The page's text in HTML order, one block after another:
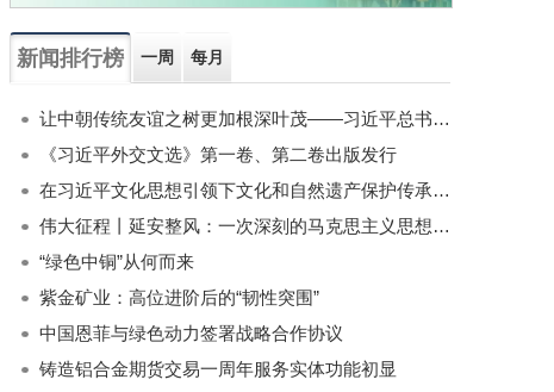
新闻排行榜 一周 每月
让中朝传统友谊之树更加根深叶茂——习近平总书记对朝鲜进行国事访问纪实
《习近平外交文选》第一卷、第二卷出版发行
在习近平文化思想引领下文化和自然遗产保护传承利用工作开创新局面
伟大征程丨延安整风：一次深刻的马克思主义思想教育运动
“绿色中铜”从何而来
紫金矿业：高位进阶后的“韧性突围”
中国恩菲与绿色动力签署战略合作协议
铸造铝合金期货交易一周年服务实体功能初显